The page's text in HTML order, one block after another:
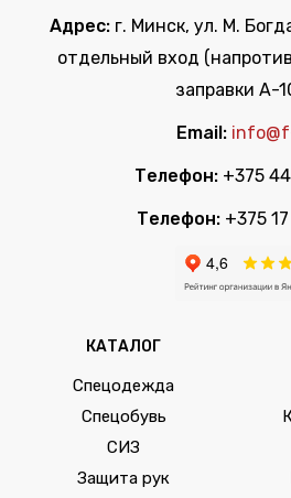
Адрес:г. Минск, ул. М.
отдельный вход
заправки А-
Email:
Телефон: +375
Телефон: +375
КАТАЛОГ
Спецодежда
Спецобувь
СИЗ
Защита рук